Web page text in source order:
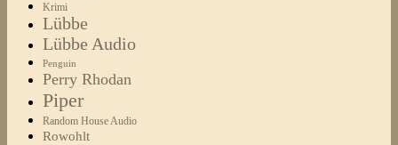
Krimi
Lübbe
Lübbe Audio
Penguin
Perry Rhodan
Piper
Random House Audio
Rowohlt